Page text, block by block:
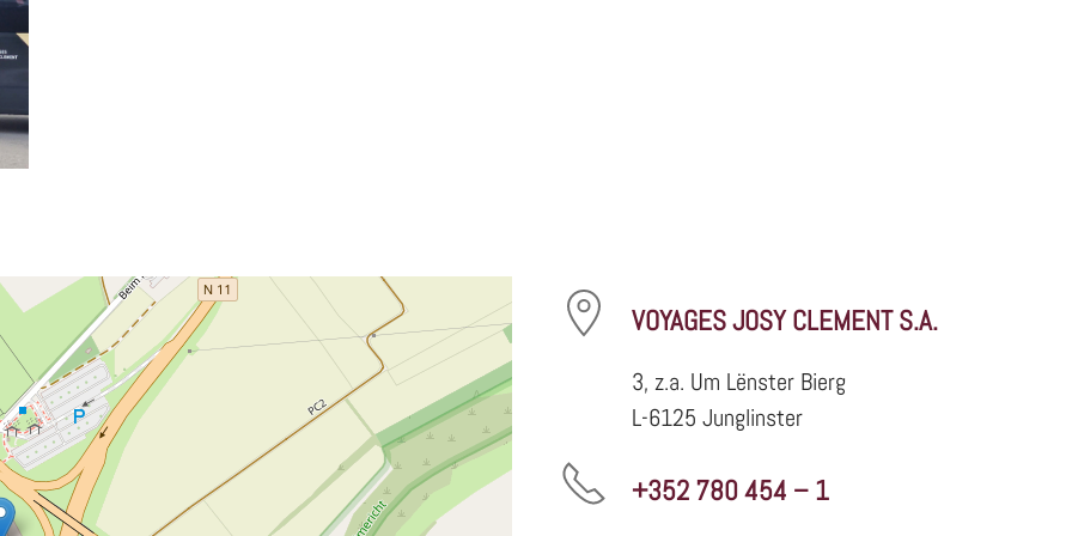
VOYAGES JOSY CLEMENT S.A.
3, z.a. Um Lënster Bierg
L-6125 Junglinster
+352 780 454 – 1